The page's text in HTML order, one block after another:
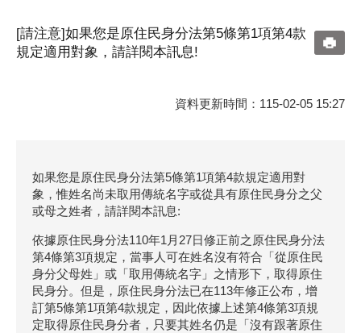
[請注意]如果您是原住民身分法第5條第1項第4款
規定適用對象，請詳閱本訊息!
資料更新時間：115-02-05 15:27
如果您是原住民身分法第5條第1項第4款規定適用對
象，惟姓名尚未取用傳統名字或從具有原住民身分之父
或母之姓者，請詳閱本訊息:
依據原住民身分法110年1月27日修正前之原住民身分法
第4條第3項規定，當事人可在姓名沒有符合「從原住民
身分父母姓」或「取用傳統名字」之情形下，取得原住
民身分。但是，原住民身分法已在113年修正公布，增
訂第5條第1項第4款規定，因此依據上述第4條第3項規
定取得原住民身分者，只要其姓名仍是「沒有跟著原住